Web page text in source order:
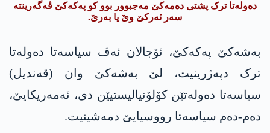
دەولەتا ترک پشتی دەمەکێ مەجبوور بوو کو پەکەکێ ڤەگەرینتە
سەر ئەرکێ وێ یا بەرێ.
بەشەکێ پەکەکێ، ئۆجالان ئەڤ سیاسەتا دەولەتا
ترک دپەژرینیت، لێ بەشەکێ وان (قەندیل)
سیاسەتا دەولەتێن کۆلۆنیالیستیێن دی، ئەمەریکایێ،
دەم-دەم سیاسەتا رووسیایێ دمەشینیت.